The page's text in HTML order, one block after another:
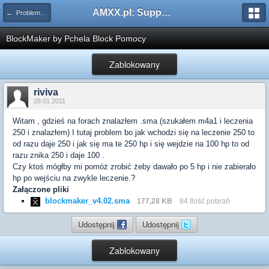
← Problemy z pluginami AMXX.pl: Support AMX Mod X i SourceMod
BlockMaker by Pchela Block Pomocy
Zablokowany
riviva
28.01.2011
Witam , gdzieś na forach znalazłem .sma (szukałem m4a1 i leczenia
250 i znalazłem) I tutaj problem bo jak wchodzi się na leczenie 250 to
od razu daje 250 i jak się ma te 250 hp i się wejdzie na 100 hp to od
razu znika 250 i daje 100 .
Czy ktoś mógłby mi pomóż zrobić żeby dawało po 5 hp i nie zabierało
hp po wejściu na zwykle leczenie.?
Załączone pliki
blockmaker_v4.02.sma
177,28 KB 84 Ilość pobrań
Udostępnij Udostępnij
Zablokowany